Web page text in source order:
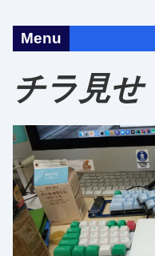
Menu
チラ見せ